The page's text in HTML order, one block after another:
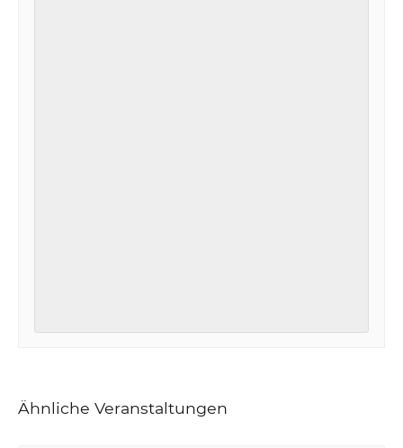
Ähnliche Veranstaltungen